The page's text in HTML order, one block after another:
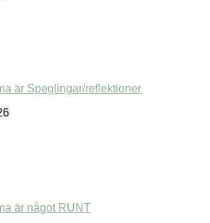
är Speglingar/reflektioner
är något RUNT